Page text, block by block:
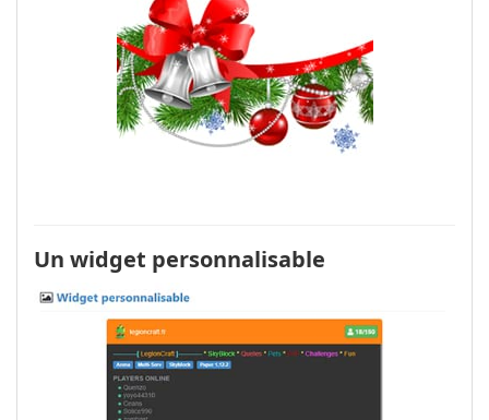
Un widget personnalisable